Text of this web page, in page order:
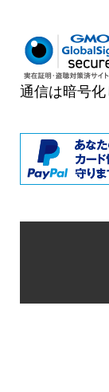
通信は暗号化